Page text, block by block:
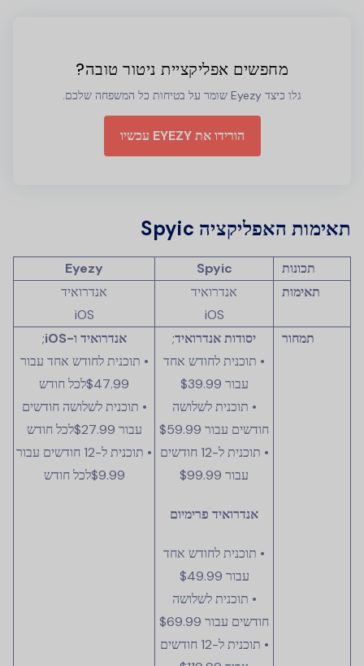
מחפשים אפליקציית ניטור טובה?
גלו כיצד Eyezy שומר על בטיחות כל המשפחה שלכם.
הורידו את EYEZY עכשיו
תאימות האפליקציה Spyic
תכונות Spyic
Eyezy
תאימות
אנדרואיד
iOS
אנדרואיד
iOS
תמחור
יסודות אנדרואיד;
• תוכנית לחודש אחד
עבור $39.99
• תוכנית לשלושה
חודשים עבור $59.99
• תוכנית ל-12 חודשים
עבור $99.99
אנדרואיד פרימיום
• תוכנית לחודש אחד
עבור $49.99
• תוכנית לשלושה
חודשים עבור $69.99
• תוכנית ל-12 חודשים
אנדרואיד ו-iOS
;
• תוכנית לחודש אחד עבור
$47.99לכל חודש
• תוכנית לשלושה חודשים
עבור $27.99לכל חודש
• תוכנית ל-12 חודשים עבור
$9.99לכל חודש